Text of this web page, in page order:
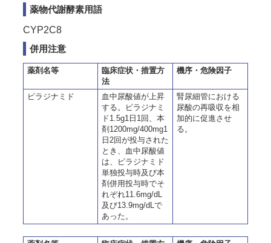
薬物代謝酵素用語
CYP2C8
併用注意
薬剤名等
臨床症状・措置方
法
機序・危険因子
ピラジナミド
血中尿酸値が上昇
する。ピラジナミ
ド1.5g1日1回、本
剤1200mg/400mg1
日2回が投与された
とき、血中尿酸値
は、ピラジナミド
単独投与時及び本
剤併用投与時でそ
れぞれ11.6mg/dL
及び13.9mg/dLで
あった。
腎尿細管における
尿酸の再吸収を相
加的に促進させ
る。